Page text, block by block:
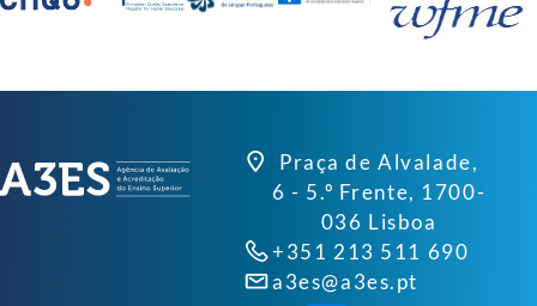
Praça de Alvalade,
6 - 5.º Frente, 1700-
036 Lisboa
+351 213 511 690
a3es@a3es.pt